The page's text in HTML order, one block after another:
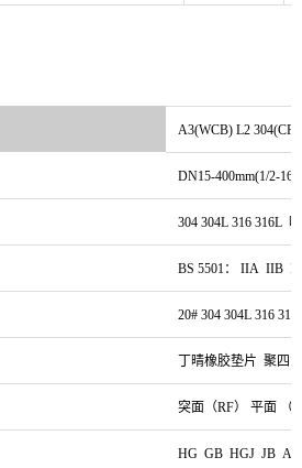
A3(WCB) L2
DN15-400mm(1/2-
304 304L 316 316L
BS 5501： IIA IIB
20# 304 304L 316
丁晴橡胶垫片 聚四
突面（RF） 平面 （
HG GB HGJ JB